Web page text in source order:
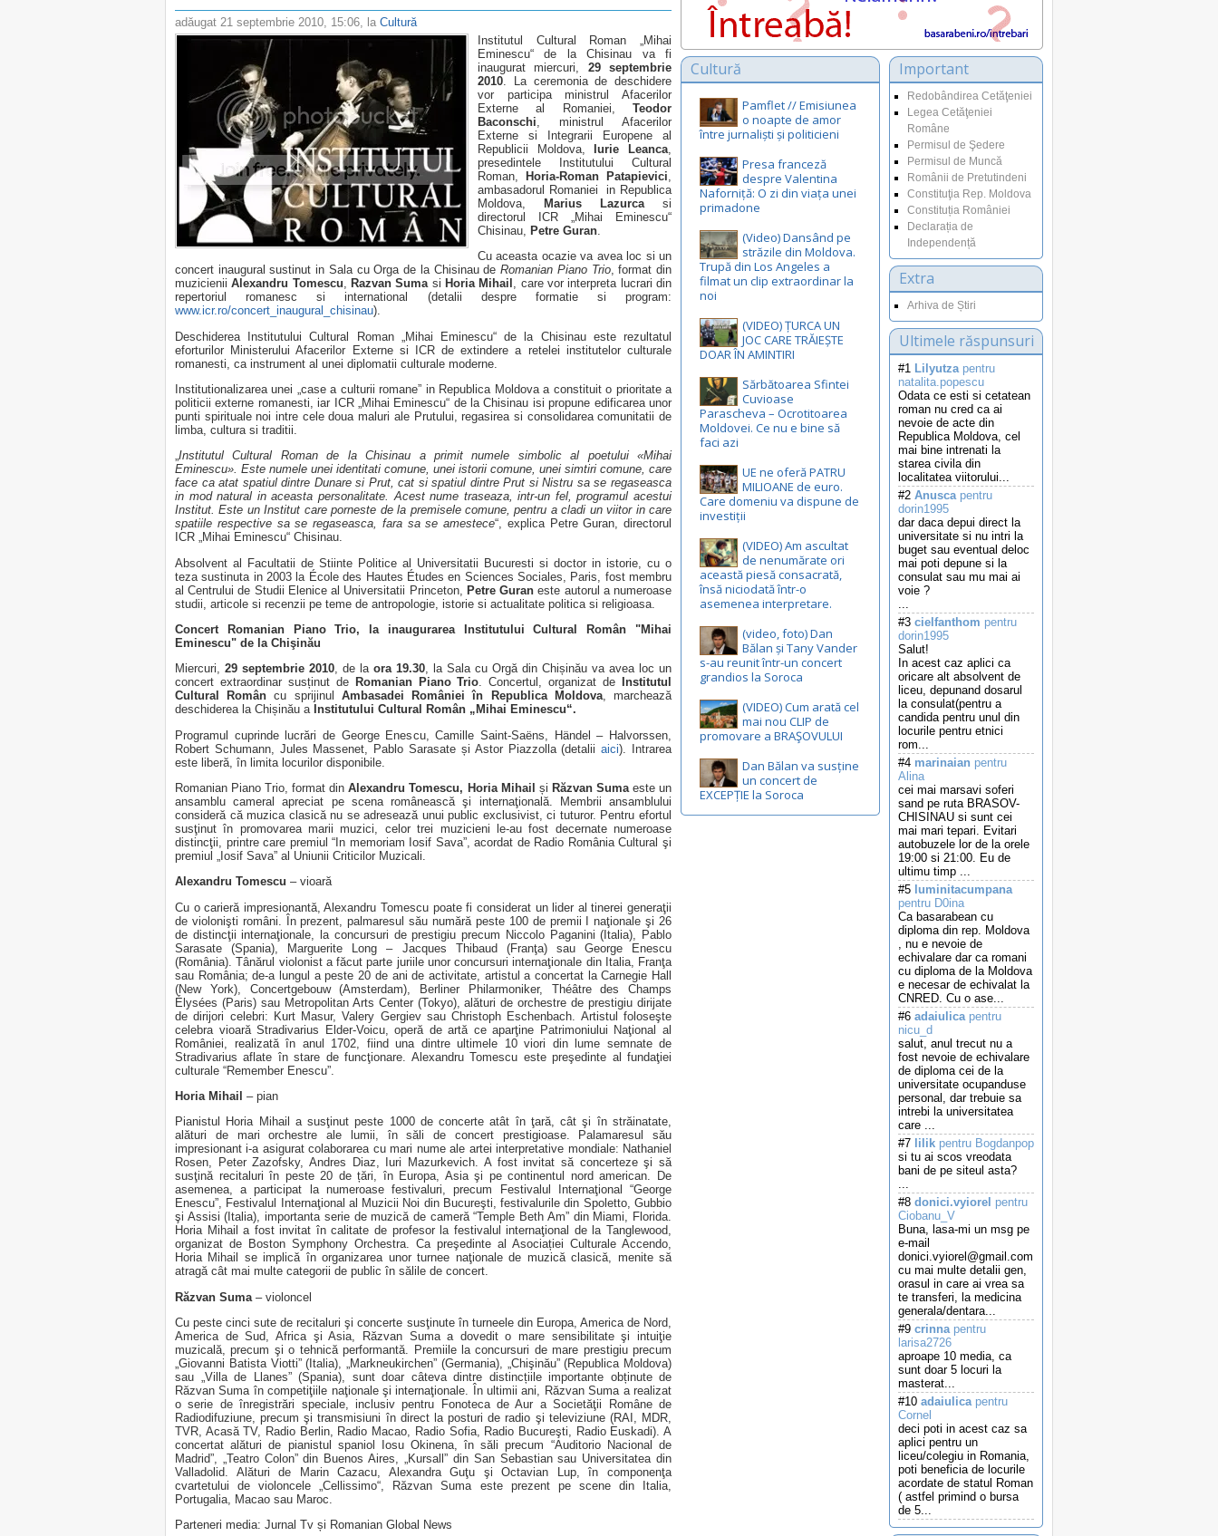
adăugat 21 septembrie 2010, 15:06, la Cultură
Institutul Cultural Roman „Mihai
Eminescu“ de la Chisinau va fi
inaugurat miercuri, 29
septembrie
2010. La ceremonia de deschidere
vor participa ministrul Afacerilor
Externe al Romaniei, Teodor
Baconschi, ministrul Afacerilor
Externe si Integrarii Europene al
Republicii Moldova,
Iurie Leanca,
presedintele Institutului Cultural
Roman,
Horia-Roman Patapievici,
ambasadorul Romaniei in Republica
Moldova,
Marius Lazurcasi
directorul ICR „Mihai Eminescu“
Chisinau, Petre Guran.
Cu aceasta ocazie va avea loc si un
concert inaugural sustinut in Sala cu Orga de la Chisinau deRomanian Piano Trio, format din
muzicieniiAlexandru Tomescu, Razvan Suma si Horia Mihail , care vor interpreta lucrari din
repertoriul romanesc si international (detalii despre formatie si program:
www.icr.ro/concert_inaugural_chisinau).
Deschiderea Institutului Cultural Roman „Mihai Eminescu“ de la Chisinau este rezultatul
eforturilor Ministerului Afacerilor Externe si ICR de extindere a retelei institutelor culturale
romanesti, ca instrument al unei diplomatii culturale moderne.
Institutionalizarea unei „case a culturii romane” in Republica Moldova a constituit o prioritate a
politicii externe romanesti, iar ICR „Mihai Eminescu“ de la Chisinau isi propune edificarea unor
punti spirituale noi intre cele doua maluri ale Prutului, regasirea si consolidarea comunitatii de
limba, cultura si traditii.
„Institutul Cultural Roman de la Chisinau a primit numele simbolic al poetului «Mihai
Eminescu». Este numele unei identitati comune, unei istorii comune, unei simtiri comune, care
face ca atat spatiul dintre Dunare si Prut, cat si spatiul dintre Prut si Nistru sa se regaseasca
in mod natural in aceasta personalitate. Acest nume traseaza, intr-un fel, programul acestui
Institut. Este un Institut care porneste de la premisele comune, pentru a cladi un viitor in care
spatiile respective sa se regaseasca, fara sa se amestece“, explica Petre Guran, directorul
ICR „Mihai Eminescu“ Chisinau.
Absolvent al Facultatii de Stiinte Politice al Universitatii Bucuresti si doctor in istorie, cu o
teza sustinuta in 2003 la École des Hautes Études en Sciences Sociales, Paris, fost membru
al Centrului de Studii Elenice al Universitatii Princeton, Petre Guraneste autorul a numeroase
studii, articole si recenzii pe teme de antropologie, istorie si actualitate politica si religioasa.
Concert Romanian Piano Trio, la inaugurarea Institutului Cultural Român "Mihai
Eminescu" de la Chişinău
Miercuri, 29 septembrie 2010, de la ora 19.30, la Sala cu Orgă din Chișinău va avea loc un
concert extraordinar susținut de Romanian Piano Trio. Concertul, organizat de Institutul
Cultural Româncu sprijinul Ambasadei României în Republica Moldova, marchează
deschiderea la Chișinău a Institutului Cultural Român „Mihai Eminescu“.
Programul cuprinde lucrări de George Enescu, Camille Saint-Saëns, Händel – Halvorssen,
Robert Schumann, Jules Massenet, Pablo Sarasate și Astor Piazzolla (detaliiaici). Intrarea
este liberă, în limita locurilor disponibile.
Romanian Piano Trio, format dinAlexandru Tomescu, Horia Mihail și Răzvan Suma este un
ansamblu cameral apreciat pe scena românească şi internaţională. Membrii ansamblului
consideră că muzica clasică nu se adresează unui public exclusivist, ci tuturor. Pentru efortul
susţinut în promovarea marii muzici, celor trei muzicieni le-au fost decernate numeroase
distincţii, printre care premiul “In memoriam Iosif Sava”, acordat de Radio România Cultural şi
premiul „Iosif Sava” al Uniunii Criticilor Muzicali.
Alexandru Tomescu – vioară
Cu o carieră impresionantă, Alexandru Tomescu poate fi considerat un lider al tinerei generaţii
de violonişti români. În prezent, palmaresul său numără peste 100 de premii I naţionale şi 26
de distincţii internaţionale, la concursuri de prestigiu precum Niccolo Paganini (Italia), Pablo
Sarasate (Spania), Marguerite Long – Jacques Thibaud (Franţa) sau George Enescu
(România). Tânărul violonist a făcut parte juriile unor concursuri internaţionale din Italia, Franţa
sau România; de-a lungul a peste 20 de ani de activitate, artistul a concertat la Carnegie Hall
(New York), Concertgebouw (Amsterdam), Berliner Philarmoniker, Théâtre des Champs
Élysées (Paris) sau Metropolitan Arts Center (Tokyo), alături de orchestre de prestigiu dirijate
de dirijori celebri: Kurt Masur, Valery Gergiev sau Christoph Eschenbach. Artistul foloseşte
celebra vioară Stradivarius Elder-Voicu, operă de artă ce aparţine Patrimoniului Naţional al
României, realizată în anul 1702, fiind una dintre ultimele 10 viori din lume semnate de
Stradivarius aflate în stare de funcţionare. Alexandru Tomescu este preşedinte al fundaţiei
culturale “Remember Enescu”.
Horia Mihail – pian
Pianistul Horia Mihail a susţinut peste 1000 de concerte atât în ţară, cât şi în străinatate,
alături de mari orchestre ale lumii, în săli de concert prestigioase. Palamaresul său
impresionant i-a asigurat colaborarea cu mari nume ale artei interpretative mondiale: Nathaniel
Rosen, Peter Zazofsky, Andres Diaz, Iuri Mazurkevich. A fost invitat să concerteze şi să
susţină recitaluri în peste 20 de țări, în Europa, Asia şi pe continentul nord american. De
asemenea, a participat la numeroase festivaluri, precum Festivalul Internaţional “George
Enescu”, Festivalul Internaţional al Muzicii Noi din Bucureşti, festivalurile din Spoletto, Gubbio
şi Assisi (Italia), importanta serie de muzică de cameră “Temple Beth Am” din Miami, Florida.
Horia Mihail a fost invitat în calitate de profesor la festivalul internaţional de la Tanglewood,
organizat de Boston Symphony Orchestra. Ca preşedinte al Asociației Culturale Accendo,
Horia Mihail se implică în organizarea unor turnee naţionale de muzică clasică, menite să
atragă cât mai multe categorii de public în sălile de concert.
Răzvan Suma – violoncel
Cu peste cinci sute de recitaluri şi concerte susţinute în turneele din Europa, America de Nord,
America de Sud, Africa şi Asia, Răzvan Suma a dovedit o mare sensibilitate şi intuiţie
muzicală, precum şi o tehnică performantă. Premiile la concursuri de mare prestigiu precum
„Giovanni Batista Viotti” (Italia), „Markneukirchen” (Germania), „Chişinău” (Republica Moldova)
sau „Villa de Llanes” (Spania), sunt doar câteva dintre distincțiile importante obținute de
Răzvan Suma în competiţiile naţionale şi internaţionale. În ultimii ani, Răzvan Suma a realizat
o serie de înregistrări speciale, inclusiv pentru Fonoteca de Aur a Societăţii Române de
Radiodifuziune, precum şi transmisiuni în direct la posturi de radio şi televiziune (RAI, MDR,
TVR, Acasă TV, Radio Berlin, Radio Macao, Radio Sofia, Radio Bucureşti, Radio Euskadi). A
concertat alături de pianistul spaniol Iosu Okinena, în săli precum “Auditorio Nacional de
Madrid”, „Teatro Colon” din Buenos Aires, „Kursall” din San Sebastian sau Universitatea din
Valladolid. Alături de Marin Cazacu, Alexandra Guţu şi Octavian Lup, în componenţa
cvartetului de violoncele „Cellissimo“, Răzvan Suma este prezent pe scene din Italia,
Portugalia, Macao sau Maroc.
Parteneri media: Jurnal Tv și Romanian Global News
Important
Redobândirea Cetăţeniei
Legea Cetăţeniei
Române
Permisul de Şedere
Permisul de Muncă
Românii de Pretutindeni
Constituţia Rep. Moldova
Constituția României
Declarația de
Independență
Extra
Arhiva de Știri
Ultimele răspunsuri
#1 Lilyutzapentru
natalita.popescu
Odata ce esti si cetatean
roman nu cred ca ai
nevoie de acte din
Republica Moldova, cel
mai bine intrenati la
starea civila din
localitatea viitorului...
#2 Anuscapentru
dorin1995
dar daca depui direct la
universitate si nu intri la
buget sau eventual deloc
mai poti depune si la
consulat sau mu mai ai
voie ?
...
#3 cielfanthom pentru
dorin1995
Salut!
In acest caz aplici ca
oricare alt absolvent de
liceu, depunand dosarul
la consulat(pentru a
candida pentru unul din
locurile pentru etnici
rom...
#4 marinaian pentru
Alina
cei mai marsavi soferi
sand pe ruta BRASOV-
CHISINAU si sunt cei
mai mari tepari. Evitari
autobuzele lor de la orele
19:00 si 21:00. Eu de
ultimu timp ...
#5 luminitacumpana
pentru D0ina
Ca basarabean cu
diploma din rep. Moldova
, nu e nevoie de
echivalare dar ca romani
cu diploma de la Moldova
e necesar de echivalat la
CNRED. Cu o ase...
#6 adaiulicapentru
nicu_d
salut, anul trecut nu a
fost nevoie de echivalare
de diploma cei de la
universitate ocupanduse
personal, dar trebuie sa
intrebi la universitatea
care ...
#7 lilik pentru Bogdanpop
si tu ai scos vreodata
bani de pe siteul asta?
...
#8 donici.vyiorel pentru
Ciobanu_V
Buna, lasa-mi un msg pe
e-mail
donici.vyiorel@gmail.com
cu mai multe detalii gen,
orasul in care ai vrea sa
te transferi, la medicina
generala/dentara...
#9 crinnapentru
larisa2726
aproape 10 media, ca
sunt doar 5 locuri la
masterat...
#10 adaiulicapentru
Cornel
deci poti in acest caz sa
aplici pentru un
liceu/colegiu in Romania,
poti beneficia de locurile
acordate de statul Roman
( astfel primind o bursa
de 5...
Cultură
Pamflet // Emisiunea
o noapte de amor
între jurnaliști și politicieni
Presa franceză
despre Valentina
Naforniță: O zi din viața unei
primadone
(Video) Dansând pe
străzile din Moldova.
Trupă din Los Angeles a
filmat un clip extraordinar la
noi
(VIDEO) ȚURCA UN
JOC CARE TRĂIEȘTE
DOAR ÎN AMINTIRI
Sărbătoarea Sfintei
Cuvioase
Parascheva – Ocrotitoarea
Moldovei. Ce nu e bine să
faci azi
UE ne oferă PATRU
MILIOANE de euro.
Care domeniu va dispune de
investiții
(VIDEO) Am ascultat
de nenumărate ori
această piesă consacrată,
însă niciodată într-o
asemenea interpretare.
(video, foto) Dan
Bălan și Tany Vander
s-au reunit într-un concert
grandios la Soroca
(VIDEO) Cum arată cel
mai nou CLIP de
promovare a BRAŞOVULUI
Dan Bălan va susține
un concert de
EXCEPȚIE la Soroca